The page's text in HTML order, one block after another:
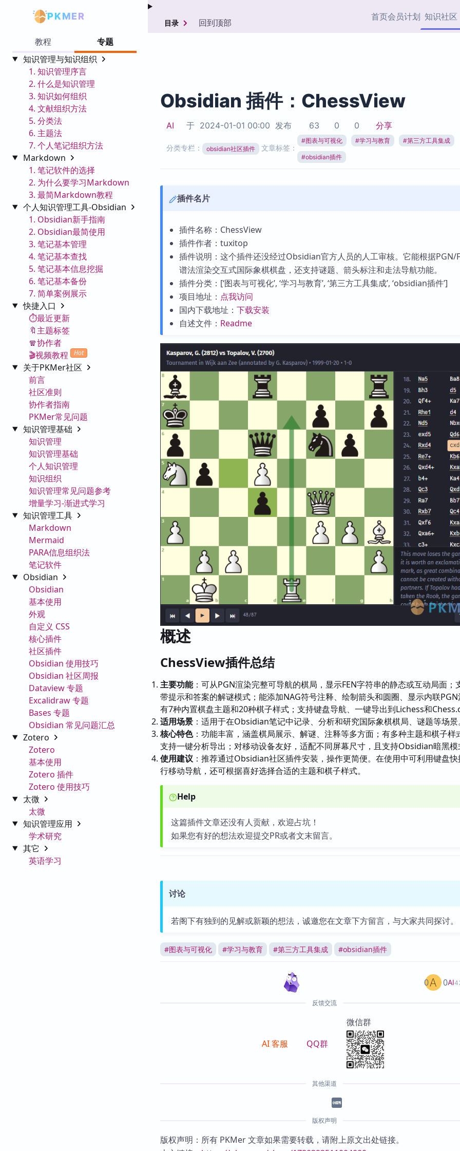
PKMER 首页会员计划 知识社区
协作者
热门链接Top5
加速访问 Obsidian 官方
市场
Zotero 插件
插件
教程
专题
知识管理与知识组织
1. 知识管理序言
2. 什么是知识管理
3. 知识如何组织
4. 文献组织方法
5. 分类法
6. 主题法
7. 个人笔记组织方法
Markdown
1. 笔记软件的选择
2. 为什么要学习Markdown
3. 最简Markdown教程
个人知识管理工具-Obsidian
1. Obsidian新手指南
2. Obsidian最简使用
3. 笔记基本管理
4. 笔记基本查找
5. 笔记基本信息挖掘
6. 笔记基本备份
7. 简单案例展示
快捷入口
⏱️最近更新
🔖主题标签
🧣协作者
🎬视频教程
Hot
关于PKMer社区
前言
社区准则
协作者指南
PKMer常见问题
知识管理基础
知识管理
知识管理基础
个人知识管理
知识组织
知识管理常见问题参考
增量学习-渐进式学习
知识管理工具
Markdown
Mermaid
PARA信息组织法
笔记软件
Obsidian
Obsidian
基本使用
外观
自定义 CSS
核心插件
社区插件
Obsidian 使用技巧
Obsidian 社区周报
Dataview 专题
Excalidraw 专题
Bases 专题
Obsidian 常见问题汇总
Zotero
Zotero
基本使用
Zotero 插件
Zotero 使用技巧
太微
太微
知识管理应用
学术研究
其它
英语学习
目录 回到顶部
Obsidian 插件：ChessView
AI 于 2024-01-01 00:00 发布 63 0 0 分享
分类专栏： obsidian社区插件 文章标签：
#图表与可视化 #学习与教育 #第三方工具集成
#obsidian插件
插件名片
插件名称：ChessView
插件作者：tuxitop
插件说明：这个插件还没经过Obsidian官方人员的人工审核。它能根据PGN/
谱法渲染交互式国际象棋棋盘，还支持谜题、箭头标注和走法导航功能。
插件分类：[‘图表与可视化’, ‘学习与教育’, ‘第三方工具集成’, ‘obsidian插件’]
项目地址： 点我访问
国内下载地址： 下载安装
自述文件： Readme
概述
ChessView插件总结
主要功能：可从PGN渲染完整可导航的棋局，显示FEN字符串的静态或互动局面；
带提示和答案的解谜模式；能添加NAG符号注释、绘制箭头和圆圈、显示内联
有7种内置棋盘主题和20种棋子样式；支持键盘导航、一键导出到Lichess和
适用场景 ：适用于在Obsidian笔记中记录、分析和研究国际象棋棋局、谜题等场景
核心特色：功能丰富，涵盖棋局展示、解谜、注释等多方面；有多种主题和棋子样
支持一键分析导出；对移动设备友好，适配不同屏幕尺寸，且支持Obsidian暗黑模
使用建议 ：推荐通过Obsidian社区插件安装，操作更简便。在使用中可利用键盘
行移动导航，还可根据喜好选择合适的主题和棋子样式。
Help
这篇插件文章还没有人贡献，欢迎占坑！
如果您有好的想法欢迎提交PR或者文末留言。
讨论
若阁下有独到的见解或新颖的想法，诚邀您在文章下方留言，与大家共同探讨。
#图表与可视化 #学习与教育 #第三方工具集成 #obsidian插件
AI
0 0
反馈交流
AI 客服 QQ群
微信群
其他渠道
版权声明
版权声明：所有 PKMer 文章如果需要转载，请附上原文出处链接。